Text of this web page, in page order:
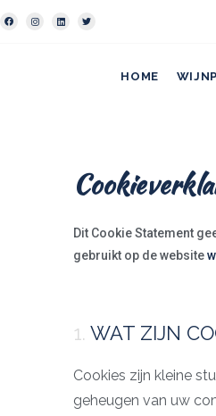
HOME
Dit Cookie Statement
gebruikt op de website
1. WAT ZIJN
Cookies zijn kleine
geheugen van uw